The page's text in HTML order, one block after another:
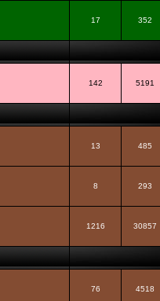
17 352
142 5191
13 485
8 293
1216 30857
76 4518